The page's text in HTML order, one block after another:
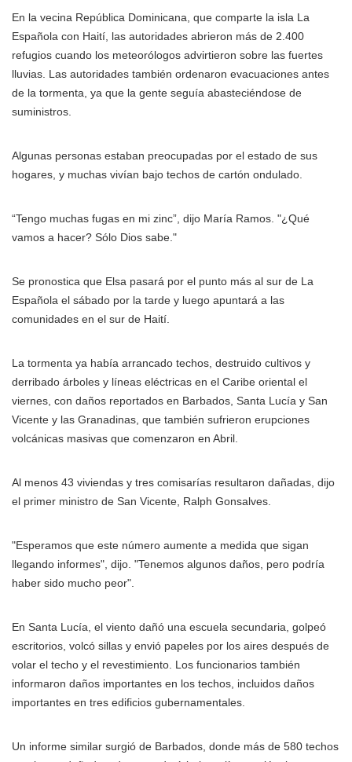
En la vecina República Dominicana, que comparte la isla La
Española con Haití, las autoridades abrieron más de 2.400
refugios cuando los meteorólogos advirtieron sobre las fuertes
lluvias. Las autoridades también ordenaron evacuaciones antes
de la tormenta, ya que la gente seguía abasteciéndose de
suministros.
Algunas personas estaban preocupadas por el estado de sus
hogares, y muchas vivían bajo techos de cartón ondulado.
“Tengo muchas fugas en mi zinc”, dijo María Ramos. "¿Qué
vamos a hacer? Sólo Dios sabe."
Se pronostica que Elsa pasará por el punto más al sur de La
Española el sábado por la tarde y luego apuntará a las
comunidades en el sur de Haití.
La tormenta ya había arrancado techos, destruido cultivos y
derribado árboles y líneas eléctricas en el Caribe oriental el
viernes, con daños reportados en Barbados, Santa Lucía y San
Vicente y las Granadinas, que también sufrieron erupciones
volcánicas masivas que comenzaron en Abril.
Al menos 43 viviendas y tres comisarías resultaron dañadas, dijo
el primer ministro de San Vicente, Ralph Gonsalves.
"Esperamos que este número aumente a medida que sigan
llegando informes", dijo. "Tenemos algunos daños, pero podría
haber sido mucho peor".
En Santa Lucía, el viento dañó una escuela secundaria, golpeó
escritorios, volcó sillas y envió papeles por los aires después de
volar el techo y el revestimiento. Los funcionarios también
informaron daños importantes en los techos, incluidos daños
importantes en tres edificios gubernamentales.
Un informe similar surgió de Barbados, donde más de 580 techos